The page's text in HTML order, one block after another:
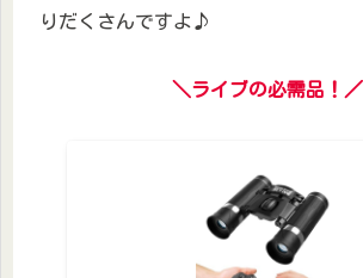
りだくさんですよ♪
＼ライブの必需品！／